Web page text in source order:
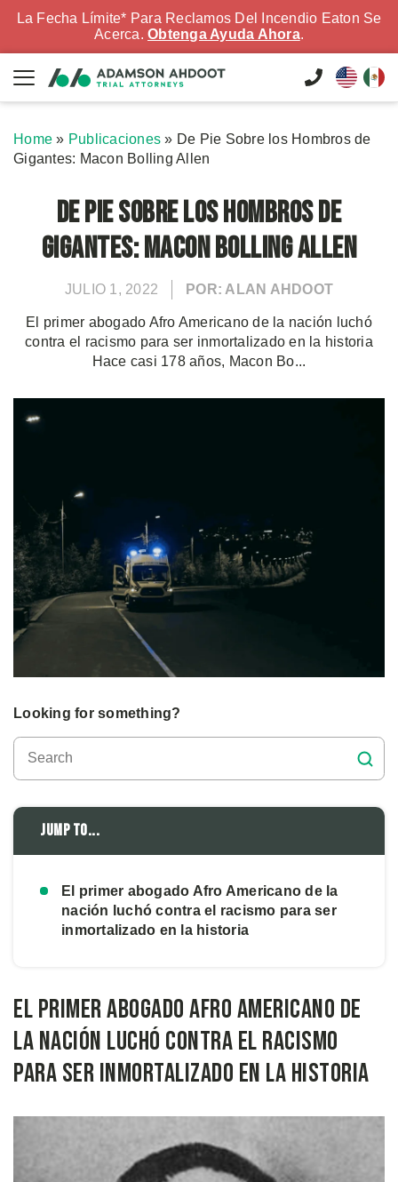
La Fecha Límite* Para Reclamos Del Incendio Eaton Se
Acerca. Obtenga Ayuda Ahora.
Home » Publicaciones » De Pie Sobre los Hombros de
Gigantes: Macon Bolling Allen
De Pie Sobre los Hombros de
Gigantes: Macon Bolling Allen
JULIO 1, 2022 POR: ALAN AHDOOT
El primer abogado Afro Americano de la nación luchó
contra el racismo para ser inmortalizado en la historia
Hace casi 178 años, Macon Bo...
Looking for something?
Jump to...
El primer abogado Afro Americano de la
nación luchó contra el racismo para ser
inmortalizado en la historia
El primer abogado Afro Americano de
la nación luchó contra el racismo
para ser inmortalizado en la historia